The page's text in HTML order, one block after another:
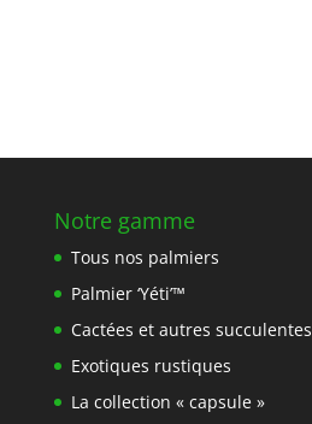
Notre gamme
Tous nos palmiers
Palmier ‘Yéti’™
Cactées et autres succulentes
Exotiques rustiques
La collection « capsule »